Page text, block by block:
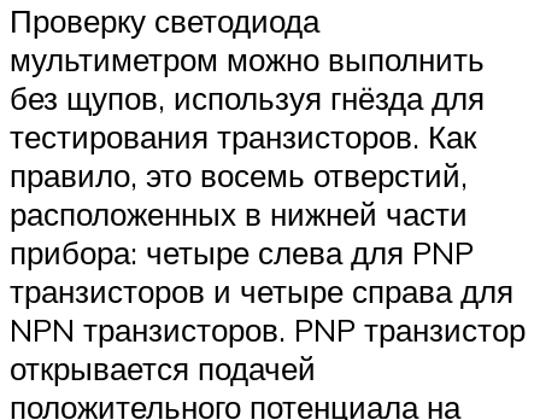
Проверку светодиода
мультиметром можно выполнить
без щупов, используя гнёзда для
тестирования транзисторов. Как
правило, это восемь отверстий,
расположенных в нижней части
прибора: четыре слева для PNP
транзисторов и четыре справа для
NPN транзисторов. PNP транзистор
открывается подачей
положительного потенциала на